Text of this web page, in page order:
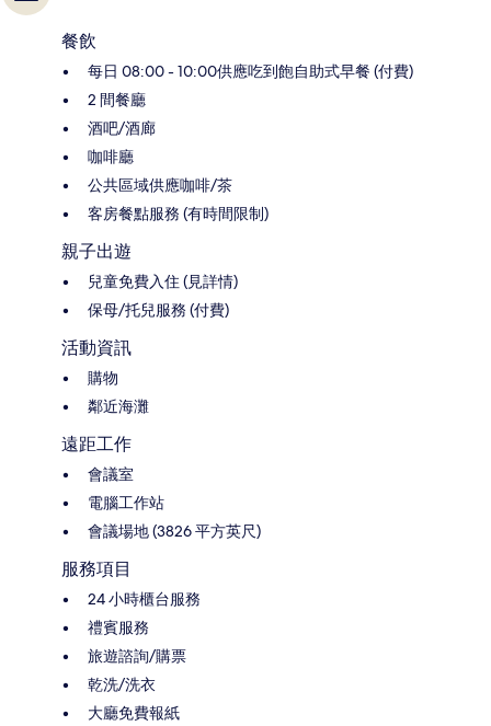
餐飲
每日 08:00 - 10:00供應吃到飽自助式早餐 (付費)
2 間餐廳
酒吧/酒廊
咖啡廳
公共區域供應咖啡/茶
客房餐點服務 (有時間限制)
親子出遊
兒童免費入住 (見詳情)
保母/托兒服務 (付費)
活動資訊
購物
鄰近海灘
遠距工作
會議室
電腦工作站
會議場地 (3826 平方英尺)
服務項目
24 小時櫃台服務
禮賓服務
旅遊諮詢/購票
乾洗/洗衣
大廳免費報紙